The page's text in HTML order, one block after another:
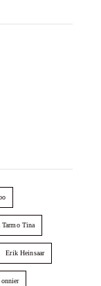
Tina
Erik Heinsaar